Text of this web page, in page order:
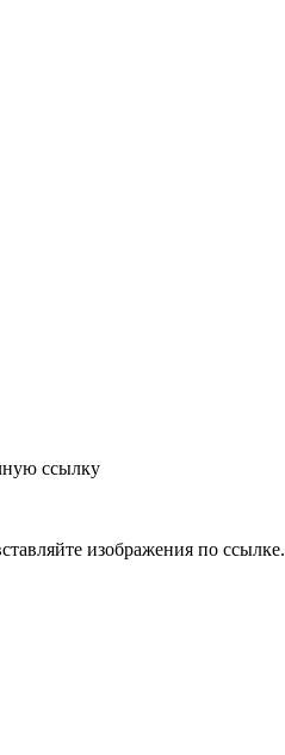
ссылку
изображения по ссылке.